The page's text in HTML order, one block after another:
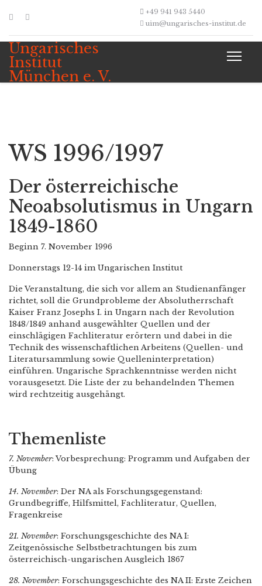
+49 941 943 5440
uim@ungarisches-institut.de
Ungarisches
Institut
München e. V.
WS 1996/1997
Der österreichische
Neoabsolutismus in Ungarn
1849-1860
Beginn 7. November 1996
Donnerstags 12-14 im Ungarischen Institut
Die Veranstaltung, die sich vor allem an Studienanfänger
richtet, soll die Grundprobleme der Absolutherrschaft
Kaiser Franz Josephs I. in Ungarn nach der Revolution
1848/1849 anhand ausgewählter Quellen und der
einschlägigen Fachliteratur erörtern und dabei in die
Technik des wissenschaftlichen Arbeitens (Quellen- und
Literatursammlung sowie Quelleninterpretation)
einführen. Ungarische Sprachkenntnisse werden nicht
vorausgesetzt. Die Liste der zu behandelnden Themen
wird rechtzeitig ausgehängt.
Themenliste
7. November: Vorbesprechung: Programm und Aufgaben der
Übung
14. November: Der NA als Forschungsgegenstand:
Grundbegriffe, Hilfsmittel, Fachliteratur, Quellen,
Fragenkreise
21. November: Forschungsgeschichte des NA I:
Zeitgenössische Selbstbetrachtungen bis zum
österreichisch-ungarischen Ausgleich 1867
28. November: Forschungsgeschichte des NA II: Erste Zeichen